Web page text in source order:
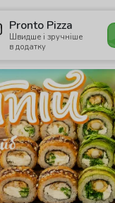
Pronto Pizza
Швидше і зручніше
в додатку
4.8
Суші Сети Лаваші